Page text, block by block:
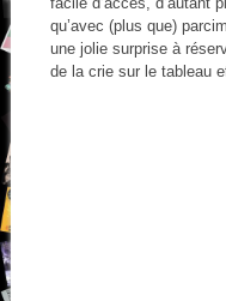
qu’avec (plus que)
une jolie surprise à
de la crie sur le tableau